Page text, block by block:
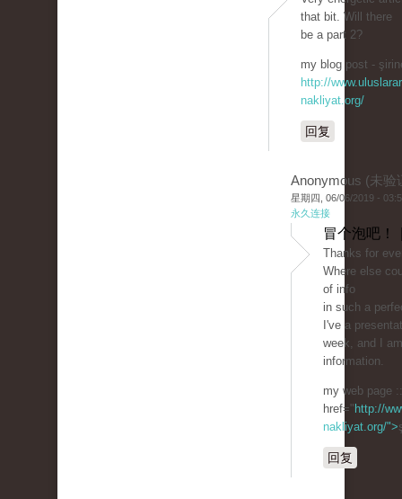
that bit. Will there
be a part 2?
my blog post -
http://
nakliyat.org/
回复
Anonymous (未验
星期四, 06/06/2019 -
永久连接
冒个泡吧！
Thanks for
Where else
of info
in such a
I've a
week, and I
information.
my web page
href=" http://
nakliyat.org/">
回复